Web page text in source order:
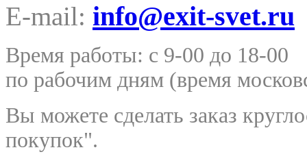
E-mail: info@exit-svet.ru
Время работы: с 9-00 до 18-00
по рабочим дням (время
Вы можете сделать заказ
покупок".